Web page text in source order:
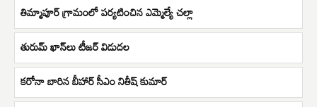
తిమ్మాపూర్ గ్రామంలో పర్యటించిన ఎమ్మెల్యే చల్లా
తురుమ్ ఖాన్‌లు టీజర్ విడుదల
కరోనా బారిన బీహార్ సీఎం నితీష్ కుమార్